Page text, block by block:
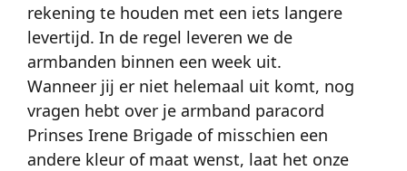
rekening te houden met een iets langere
levertijd. In de regel leveren we de
armbanden binnen een week uit.
Wanneer jij er niet helemaal uit komt, nog
vragen hebt over je armband paracord
Prinses Irene Brigade of misschien een
andere kleur of maat wenst, laat het onze